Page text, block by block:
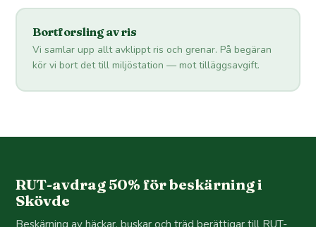
Bortforsling av ris
Vi samlar upp allt avklippt ris och grenar. På begäran
kör vi bort det till miljöstation — mot tilläggsavgift.
RUT-avdrag 50% för beskärning i
Skövde
Beskärning av häckar, buskar och träd berättigar till RUT-